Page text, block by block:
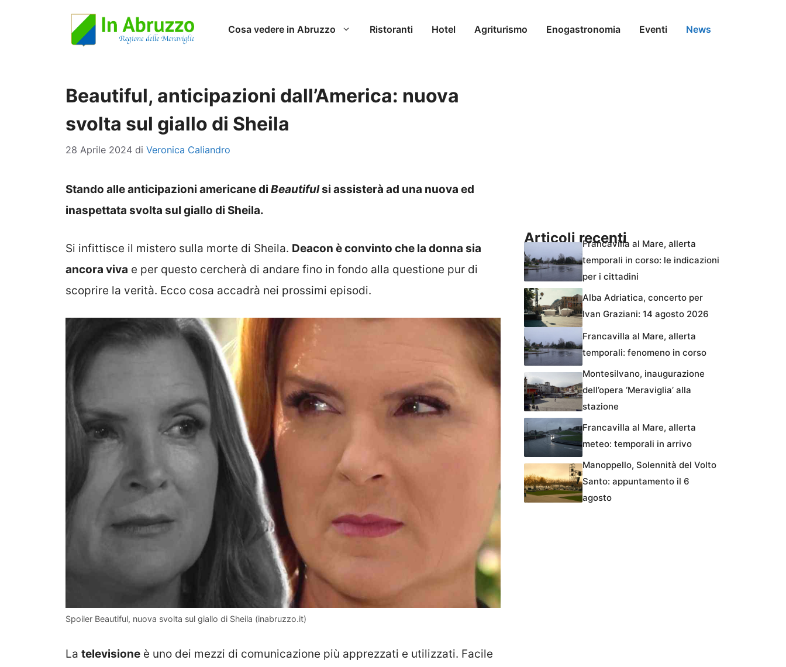
Cosa vedere in Abruzzo Ristoranti Hotel Agriturismo Enogastronomia Eventi News
Beautiful, anticipazioni dall’America: nuova
svolta sul giallo di Sheila
28 Aprile 2024 di Veronica Caliandro
Stando alle anticipazioni americane di Beautifulsi assisterà ad una nuova ed
inaspettata svolta sul giallo di Sheila.
Si infittisce il mistero sulla morte di Sheila. Deacon è convinto che la donna sia
ancora viva e per questo cercherà di andare fino in fondo alla questione pur di
scoprire la verità. Ecco cosa accadrà nei prossimi episodi.
Spoiler Beautiful, nuova svolta sul giallo di Sheila (inabruzzo.it)
La televisione è uno dei mezzi di comunicazione più apprezzati e utilizzati. Facile
Articoli recentiFrancavilla al Mare, allerta
temporali in corso: le indicazioni
per i cittadini
Alba Adriatica, concerto per
Ivan Graziani: 14 agosto 2026
Francavilla al Mare, allerta
temporali: fenomeno in corso
Montesilvano, inaugurazione
dell’opera ‘Meraviglia’ alla
stazione
Francavilla al Mare, allerta
meteo: temporali in arrivo
Manoppello, Solennità del Volto
Santo: appuntamento il 6
agosto